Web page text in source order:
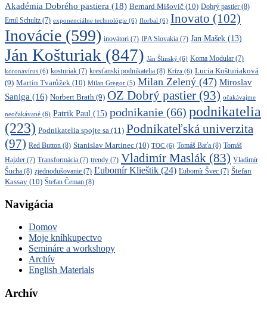
Akadémia Dobrého pastiera (18) Bernard Mišovič (10) Dobrý pastier (8)
Emil Schultz (7) exponenciálne technológie (6) florbal (6) Inovato (102)
Inovácie (599) inovátori (7) IPA Slovakia (7) Jan Mašek (13)
Ján Košturiak (847) Ján Šlinský (6) Koma Modular (7)
koronavírus (6) kosturiak (7) kresťanskí podnikatelia (8) Kríza (6) Lucia Košturiaková
(9) Martin Tvarůžek (10) Milan Gregor (5) Milan Zelený (47) Miroslav
Saniga (16) Norbert Brath (9) OZ Dobrý pastier (93) očakávajme
neočakávané (6) Patrik Paul (15) podnikanie (66) podnikatelia
(223) Podnikatelia spojte sa (11) Podnikateľská univerzita
(97) Red Button (8) Stanislav Martinec (10) TOC (6) Tomáš Baťa (8) Tomáš
Hajzler (7) Transformácia (7) trendy (7) Vladimír Maslák (83) Vladimír
Šucha (8) zjednodušovanie (7) Ľubomír Klieštik (24) Ľubomír Švec (7) Štefan
Kassay (10) Štefan Čeman (8)
Navigácia
Domov
Moje kníhkupectvo
Semináre a workshopy
Archív
English Materials
Archív